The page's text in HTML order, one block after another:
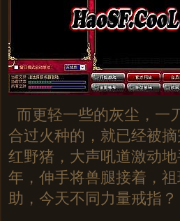
而更轻一些的灰尘，
合过火种的，就已经被
红野猪，大声吼道激动
年，伸手将兽腿接着，
助，今天不同力量戒指？